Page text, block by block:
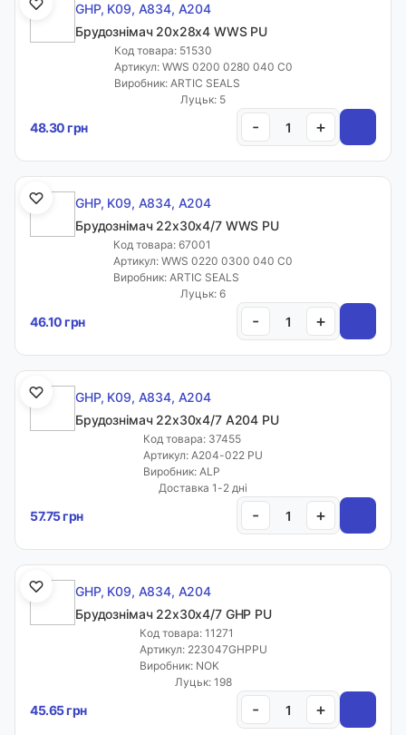
GHP, K09, A834, A204
Брудознімач 20х28х4 WWS PU
Код товара: 51530
Артикул: WWS 0200 0280 040 C0
Виробник: ARTIC SEALS
Луцьк: 5
48.30 грн - +
GHP, K09, A834, A204
Брудознімач 22х30х4/7 WWS PU
Код товара: 67001
Артикул: WWS 0220 0300 040 C0
Виробник: ARTIC SEALS
Луцьк: 6
46.10 грн - +
GHP, K09, A834, A204
Брудознімач 22х30х4/7 A204 PU
Код товара: 37455
Артикул: A204-022 PU
Виробник: ALP
Доставка 1-2 дні
57.75 грн - +
GHP, K09, A834, A204
Брудознімач 22х30х4/7 GHP PU
Код товара: 11271
Артикул: 223047GHPPU
Виробник: NOK
Луцьк: 198
45.65 грн - +